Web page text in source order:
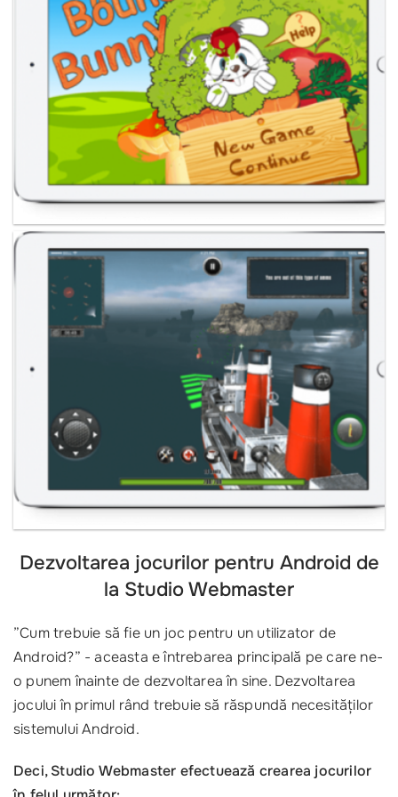
Dezvoltarea jocurilor pentru Android de
la Studio Webmaster
”Cum trebuie să fie un joc pentru un utilizator de
Android?” - aceasta e întrebarea principală pe care ne-
o punem înainte de dezvoltarea în sine. Dezvoltarea
jocului în primul rând trebuie să răspundă necesităților
sistemului Android.
Deci, Studio Webmaster efectuează crearea jocurilor